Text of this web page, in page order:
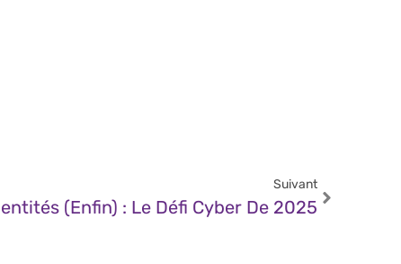
Suivant
(enfin) : Le Défi Cyber De 2025